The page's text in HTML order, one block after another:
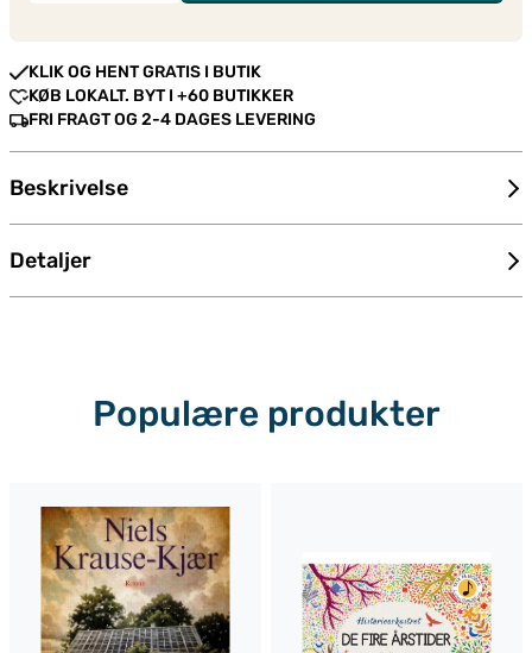
KLIK OG HENT GRATIS I BUTIK
KØB LOKALT. BYT I +60 BUTIKKER
FRI FRAGT OG 2-4 DAGES LEVERING
Beskrivelse
Detaljer
Populære produkter